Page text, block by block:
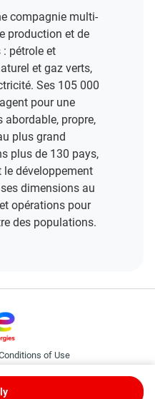
compagnie multi-
production et de
: pétrole et
et gaz verts,
Ses 105 000
pour une
abordable, propre,
plus grand
plus de 130 pays,
le développement
dimensions au
opérations pour
des populations.
of Use
Corporate Rules